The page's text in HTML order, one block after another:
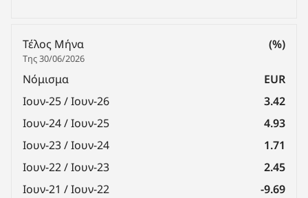
Τέλος Μήνα
Της 30/06/2026
(%)
Νόμισμα
EUR
Ιουν-25 / Ιουν-26
3.42
Ιουν-24 / Ιουν-25
4.93
Ιουν-23 / Ιουν-24
1.71
Ιουν-22 / Ιουν-23
2.45
Ιουν-21 / Ιουν-22
-9.69